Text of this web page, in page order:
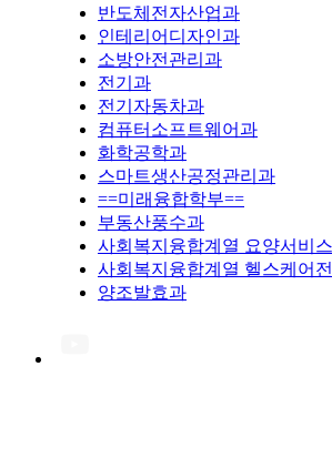
반도체전자산업과
인테리어디자인과
소방안전관리과
전기과
전기자동차과
컴퓨터소프트웨어과
화학공학과
스마트생산공정관리과
==미래융합학부==
부동산풍수과
사회복지융합계열 요양서비
사회복지융합계열 헬스케어
양조발효과